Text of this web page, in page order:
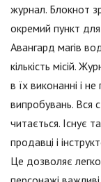
журнал. Блокнот
окремий пункт для
Авангард магів
кількість місій.
в їх виконанні і
випробувань. Вся
читається. Існує
продавці і
Це дозволяє